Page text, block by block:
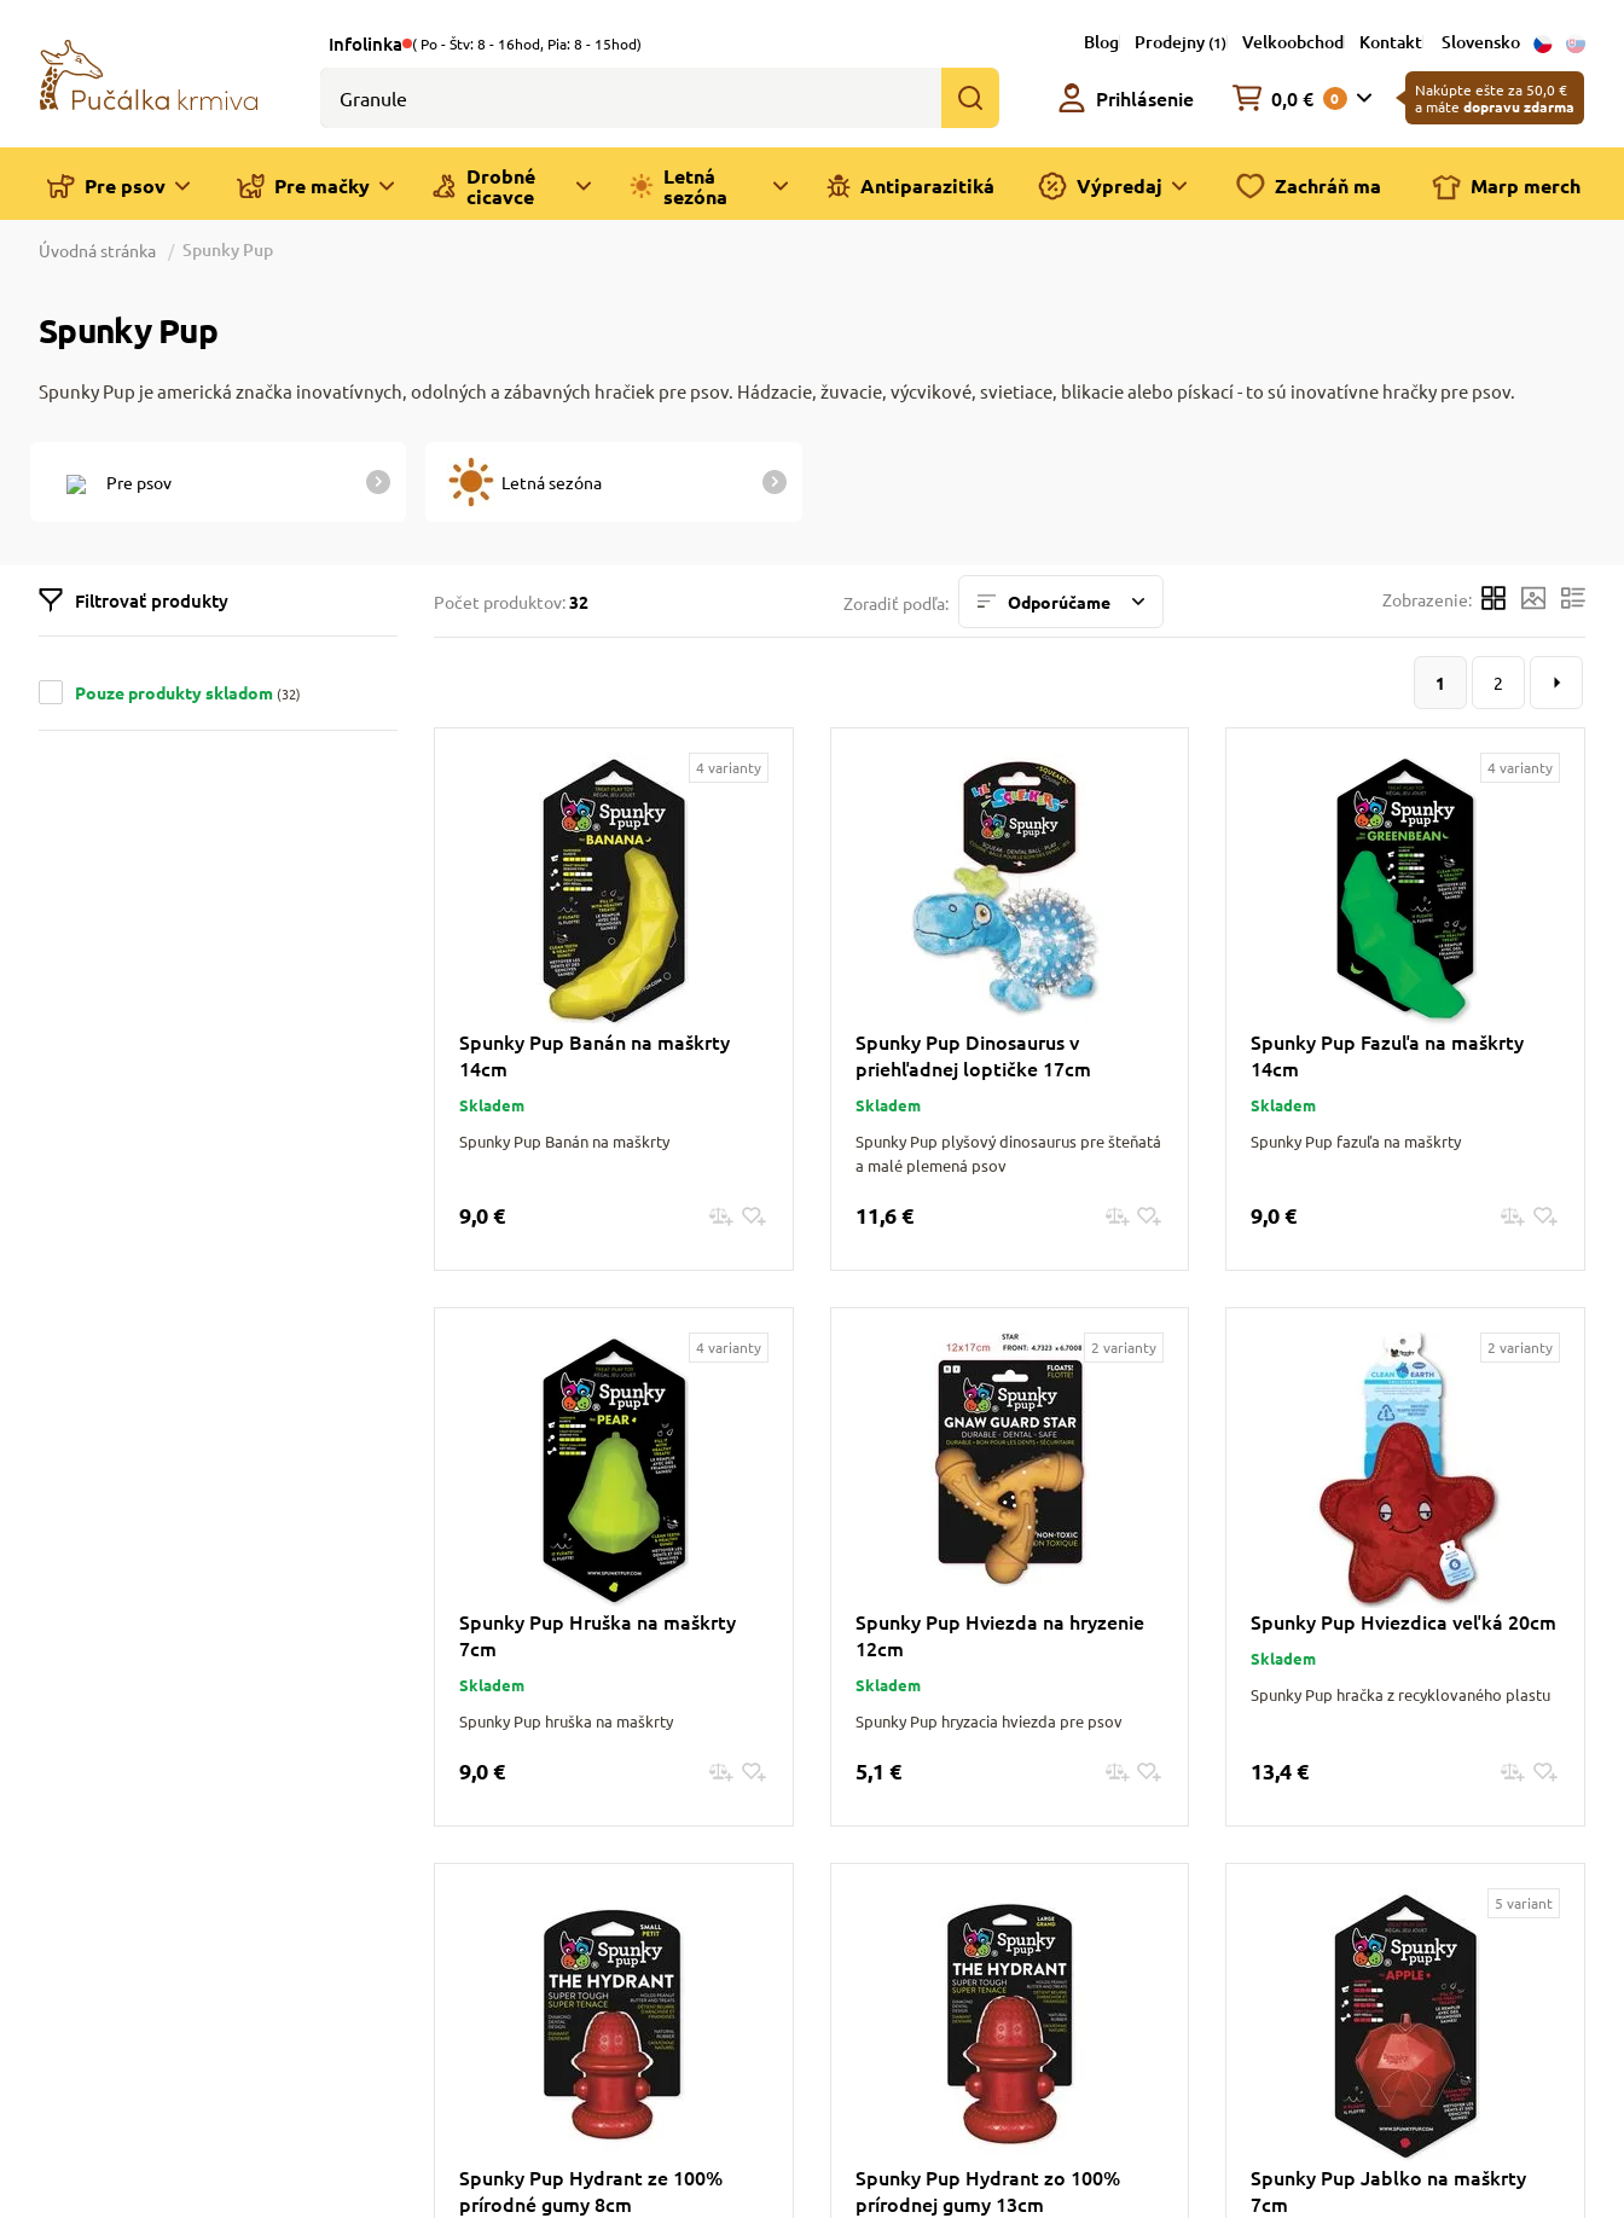
Infolinka ( Po - Štv: 8 - 16hod, Pia: 8 - 15hod) Blog Prodejny (1) Velkoobchod Kontakt Slovensko
Prihlásenie 0,0 € 0
Nakúpte ešte za 50,0 €
a máte dopravu zdarma
Pre psov Pre mačky
Drobné
cicavce
Letná
sezóna
Antiparazitiká Výpredaj Zachráň ma Marp merch
Úvodná stránka Spunky Pup
Spunky Pup
Spunky Pup je americká značka inovatívnych, odolných a zábavných hračiek pre psov. Hádzacie, žuvacie, výcvikové, svietiace, blikacie alebo pískací - to sú inovatívne hračky pre psov.
Pre psov Letná sezóna
Filtrovať produkty
Pouze produkty skladom(32)
Zoradiť podľa: Odporúčame
Počet produktov:32 Zobrazenie:
1 2
4 varianty
Spunky Pup Banán na maškrty
14cm
Skladem
Spunky Pup Banán na maškrty
9,0 €
Spunky Pup Dinosaurus v
priehľadnej loptičke 17cm
Skladem
Spunky Pup plyšový dinosaurus pre šteňatá
a malé plemená psov
11,6 €
4 varianty
Spunky Pup Fazuľa na maškrty
14cm
Skladem
Spunky Pup fazuľa na maškrty
9,0 €
4 varianty
Spunky Pup Hruška na maškrty
7cm
Skladem
Spunky Pup hruška na maškrty
9,0 €
2 varianty
Spunky Pup Hviezda na hryzenie
12cm
Skladem
Spunky Pup hryzacia hviezda pre psov
5,1 €
2 varianty
Spunky Pup Hviezdica veľká 20cm
Skladem
Spunky Pup hračka z recyklovaného plastu
13,4 €
Spunky Pup Hydrant ze 100%
prírodné gumy 8cm
Spunky Pup Hydrant zo 100%
prírodnej gumy 13cm
5 variant
Spunky Pup Jablko na maškrty
7cm